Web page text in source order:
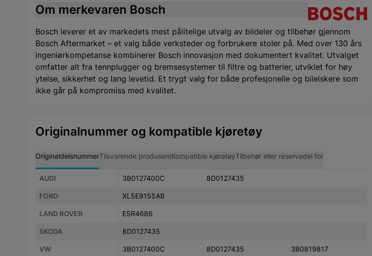
Om merkevaren Bosch
Bosch leverer et av markedets mest pålitelige utvalg av bildeler og tilbehør gjennom
Bosch Aftermarket – et valg både verksteder og forbrukere stoler på. Med over 130 års
ingeniørkompetanse kombinerer Bosch innovasjon med dokumentert kvalitet. Utvalget
omfatter alt fra tennplugger og bremsesystemer til filtre og batterier, utviklet for høy
ytelse, sikkerhet og lang levetid. Et trygt valg for både profesjonelle og bilelskere som
ikke går på kompromiss med kvalitet.
Originalnummer og kompatible kjøretøy
OriginaldelsnummerTilsvarende produsentKompatible kjøretøyTilbehør eller reservedel for
AUDI 3B0127400C 8D0127435
FORD XL5E9155AB
LAND ROVER ESR4686
SKODA 8D0127435
VW 3B0127400C 8D0127435 3B0819817